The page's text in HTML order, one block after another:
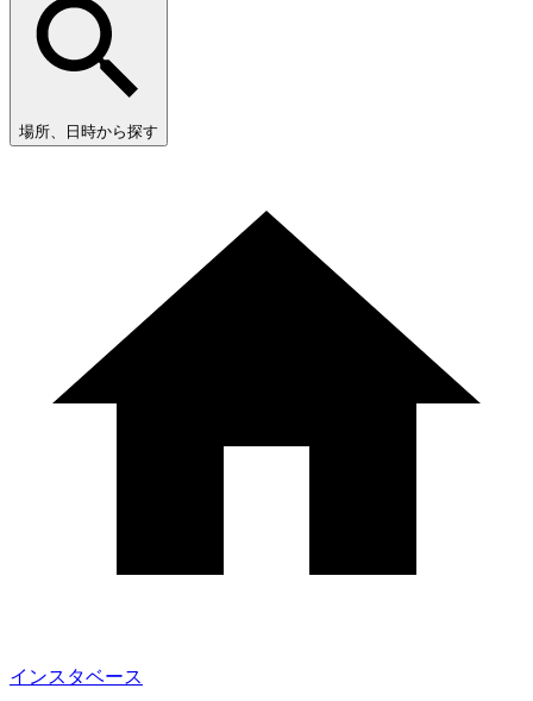
場所、日時から探す
インスタベース